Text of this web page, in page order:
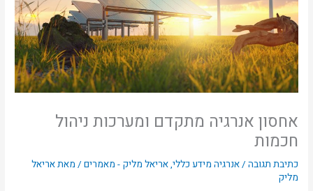
אחסון אנרגיה מתקדם ומערכות ניהול
חכמות
כתיבת תגובה /אנרגיה מידע כללי,אריאל מליק - מאמרים / מאתאריאל
מליק